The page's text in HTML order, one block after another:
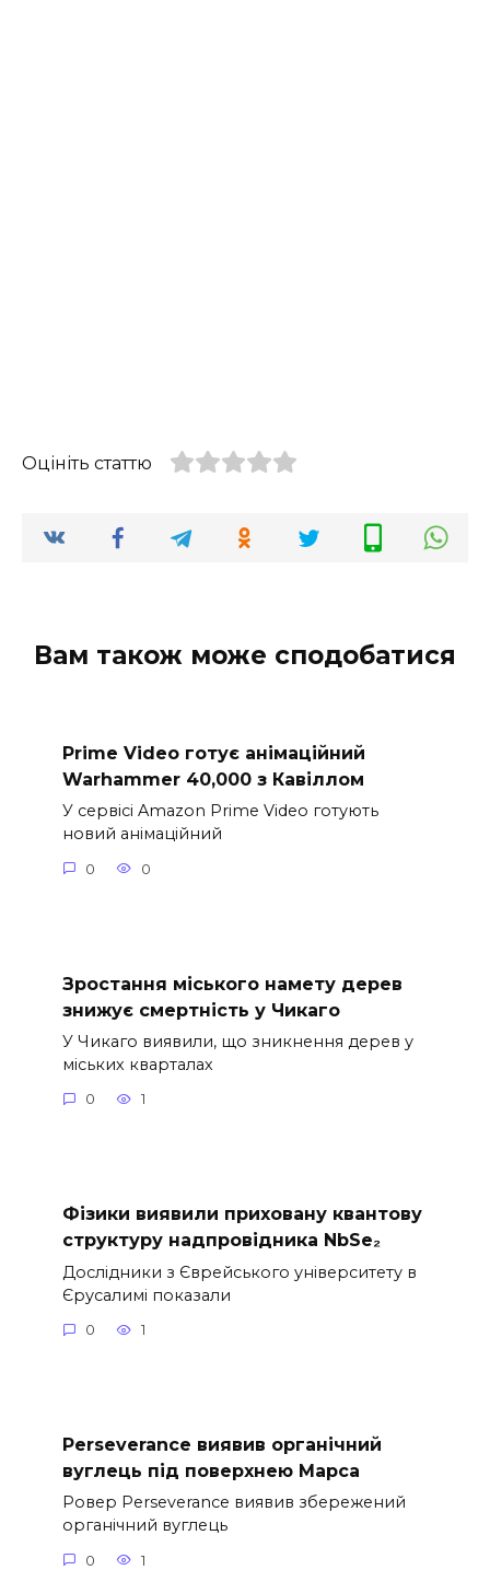
Оцініть статтю
Вам також може сподобатися
Prime Video готує анімаційний
Warhammer 40,000 з Кавіллом
У сервісі Amazon Prime Video готують
новий анімаційний
0 0
Зростання міського намету дерев
знижує смертність у Чикаго
У Чикаго виявили, що зникнення дерев у
міських кварталах
0 1
Фізики виявили приховану квантову
структуру надпровідника NbSe₂
Дослідники з Єврейського університету в
Єрусалимі показали
0 1
Perseverance виявив органічний
вуглець під поверхнею Марса
Ровер Perseverance виявив збережений
органічний вуглець
0 1